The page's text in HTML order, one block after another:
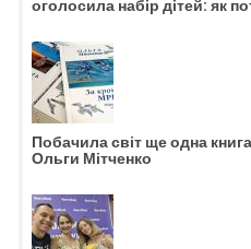
оголосила набір дітей: як
Побачила світ ще одна
Ольги Мітченко